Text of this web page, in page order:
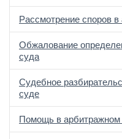
Рассмотрение споров
Обжалование
суда
Судебное
суде
Помощь в арбитражном